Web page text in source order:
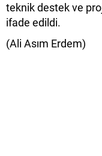
teknik destek ve
ifade edildi.
(Ali Asım Erdem)